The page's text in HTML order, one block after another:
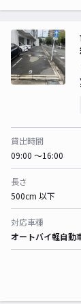
貸出時間
09:00 〜16:00
長さ
500cm 以下
対応車種
オートバイ軽自動